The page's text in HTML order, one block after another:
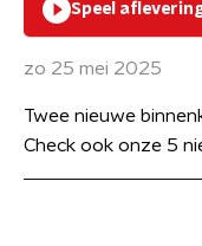
Speel
zo 25 mei 2025
Twee nieuwe
Check ook onze 5